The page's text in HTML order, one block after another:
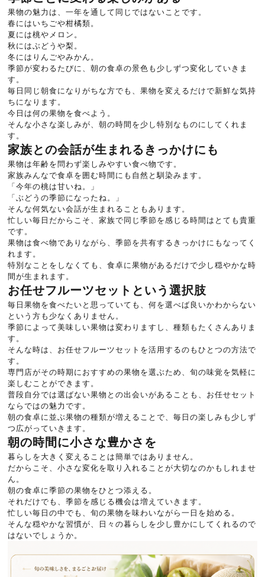
果物の魅力は、一年を通して同じではないことです。
春にはいちごや柑橘類。
夏には桃やメロン。
秋にはぶどうや梨。
冬にはりんごやみかん。
季節が変わるたびに、朝の食卓の景色も少しずつ変化していきま
す。
毎日同じ朝食になりがちな方でも、果物を変えるだけで新鮮な気持
ちになります。
今日は何の果物を食べよう。
そんな小さな楽しみが、朝の時間を少し特別なものにしてくれま
す。
家族との会話が生まれるきっかけにも
果物は年齢を問わず楽しみやすい食べ物です。
家族みんなで食卓を囲む時間にも自然と馴染みます。
「今年の桃は甘いね。」
「ぶどうの季節になったね。」
そんな何気ない会話が生まれることもあります。
忙しい毎日だからこそ、家族で同じ季節を感じる時間はとても貴重
です。
果物は食べ物でありながら、季節を共有するきっかけにもなってく
れます。
特別なことをしなくても、食卓に果物があるだけで少し穏やかな時
間が生まれます。
お任せフルーツセットという選択肢
毎日果物を食べたいと思っていても、何を選べば良いかわからない
という方も少なくありません。
季節によって美味しい果物は変わりますし、種類もたくさんありま
す。
そんな時は、お任せフルーツセットを活用するのもひとつの方法で
す。
専門店がその時期におすすめの果物を選ぶため、旬の味覚を気軽に
楽しむことができます。
普段自分では選ばない果物との出会いがあることも、お任せセット
ならではの魅力です。
朝の食卓に並ぶ果物の種類が増えることで、毎日の楽しみも少しず
つ広がっていきます。
朝の時間に小さな豊かさを
暮らしを大きく変えることは簡単ではありません。
だからこそ、小さな変化を取り入れることが大切なのかもしれませ
ん。
朝の食卓に季節の果物をひとつ添える。
それだけでも、季節を感じる機会は増えていきます。
忙しい毎日の中でも、旬の果物を味わいながら一日を始める。
そんな穏やかな習慣が、日々の暮らしを少し豊かにしてくれるので
はないでしょうか。